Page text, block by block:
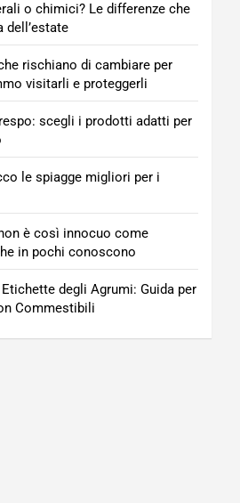
o chimici? Le differenze che
dell’estate
rischiano di cambiare per
visitarli e proteggerli
scegli i prodotti adatti per
le spiagge migliori per i
è così innocuo come
in pochi conoscono
degli Agrumi: Guida per
Commestibili